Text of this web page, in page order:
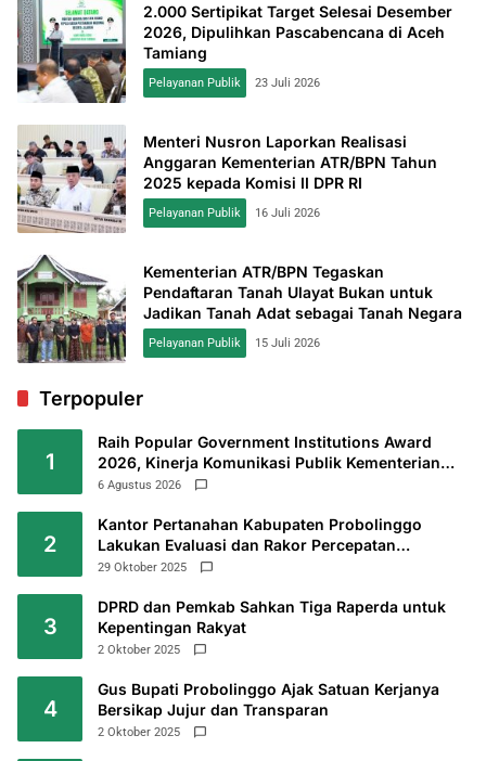
2.000 Sertipikat Target Selesai Desember
2026, Dipulihkan Pascabencana di Aceh
Tamiang
Pelayanan Publik 23 Juli 2026
Menteri Nusron Laporkan Realisasi
Anggaran Kementerian ATR/BPN Tahun
2025 kepada Komisi II DPR RI
Pelayanan Publik 16 Juli 2026
Kementerian ATR/BPN Tegaskan
Pendaftaran Tanah Ulayat Bukan untuk
Jadikan Tanah Adat sebagai Tanah Negara
Pelayanan Publik 15 Juli 2026
Terpopuler
1
Raih Popular Government Institutions Award
2026, Kinerja Komunikasi Publik Kementerian
ATR/BPN Kembali Diakui
6 Agustus 2026
2
Kantor Pertanahan Kabupaten Probolinggo
Lakukan Evaluasi dan Rakor Percepatan
Sertifikasi Tanah Wakaf
29 Oktober 2025
3
DPRD dan Pemkab Sahkan Tiga Raperda untuk
Kepentingan Rakyat
2 Oktober 2025
4
Gus Bupati Probolinggo Ajak Satuan Kerjanya
Bersikap Jujur dan Transparan
2 Oktober 2025